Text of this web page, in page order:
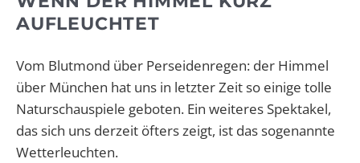
AUFLEUCHTET
Vom Blutmond über Perseidenregen: der Himmel
über München hat uns in letzter Zeit so einige tolle
Naturschauspiele geboten. Ein weiteres Spektakel,
das sich uns derzeit öfters zeigt, ist das sogenannte
Wetterleuchten.